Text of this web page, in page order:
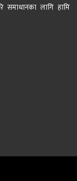
लागि हामि